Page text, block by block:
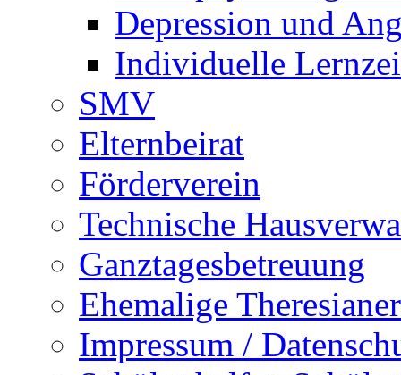
Depression und
Individuelle
SMV
Elternbeirat
Förderverein
Technische
Ganztagesbetreuung
Ehemalige Theresianer
Impressum /